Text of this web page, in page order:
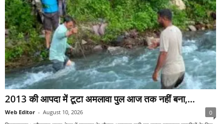
2013 की आपदा में टूटा अमलावा पुल आज तक नहीं बना,...
Web Editor - August 10, 2026 0